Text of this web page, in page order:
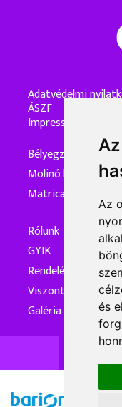
Az
és
Rólunk
GYIK
Rendelés és
Viszonteladóknak
Galéria
Bélyegzőkészítés
Molinó készítés
Matrica készítés
Adatvédelmi
ÁSZF
Impresszum